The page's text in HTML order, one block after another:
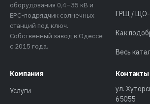
оборудования 0,4–35 кВ и
EPC-подрядчик солнечных
станций под ключ.
Собственный завод в Одессе
с 2015 года.
ГРЩ /
Как
Весь
Компания
Услуги
Контакты
ул.
65055